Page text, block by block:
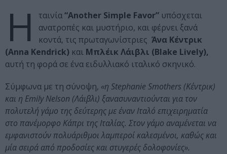
Η ταινία“Another Simple Favor” υπόσχεται
ανατροπές και μυστήριο, και φέρνει ξανά
κοντά, τις πρωταγωνίστριες Άνα Κέντρικ
(Anna Kendrick) και Μπλέικ Λάιβλι (Blake Lively),
αυτή τη φορά σε ένα ειδυλλιακό ιταλικό σκηνικό.
Σύμφωνα με τη σύνοψη, «η Stephanie Smothers (Κέντρικ)
και η Emily Nelson (Λάιβλι) ξανασυναντιούνται για τον
πολυτελή γάμο της δεύτερης με έναν Ιταλό επιχειρηματία
στο πανέμορφο Κάπρι της Ιταλίας. Στον γάμο αναμένεται να
εμφανιστούν πολυάριθμοι λαμπεροί καλεσμένοι, καθώς και
μία σειρά από προδοσίες και στυγερές δολοφονίες».